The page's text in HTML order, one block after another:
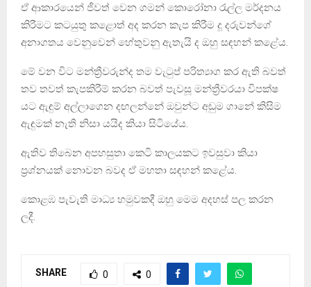
ඒ ආකාරයෙන් ජීවත් වෙන ගමන් කොරෝනා රැල්ල මර්දනය
කිරීමට කටයුතු කළොත් අද කරන කැප කිරීම දූ දරුවන්ගේ
අනාගතය වෙනුවෙන් හේතුවනු ඇතැයි ද ඔහු සඳහන් කළේය.
මේ වන විට මන්ත්‍රීවරුන්ද තම වැටුප් පරිත්‍යාග කර ඇති බවත්
තව තවත් කැපකිරීම් කරන බවත් පැවසූ මන්ත්‍රීවරයා විපක්ෂ
යට ඇඳුම් අල්ලාගෙන දඟලන්නේ ඔවුන්ට අඩුම ගානේ කිසිම
ඇඳුමක් නැති නිසා යයිද කියා සිටියේය.
ඇතිව තිබෙන අපහසුතා කෙටි කාලයකට ඉවසුවා කියා
ප්‍රශ්නයක් නොවන බවද ඒ මහතා සඳහන් කළේය.
කොළඹ පැවැති මාධ්‍ය හමුවකදී ඔහු මෙම අදහස් පල කරන
ලදී.
SHARE 0 0